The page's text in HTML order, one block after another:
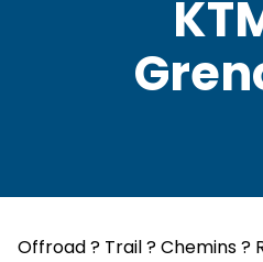
Offroad ? Trail ? Chemins ?